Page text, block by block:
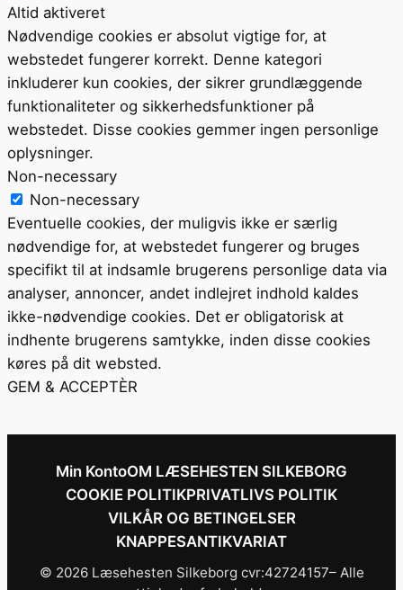
Altid aktiveret
Nødvendige cookies er absolut vigtige for, at
webstedet fungerer korrekt. Denne kategori
inkluderer kun cookies, der sikrer grundlæggende
funktionaliteter og sikkerhedsfunktioner på
webstedet. Disse cookies gemmer ingen personlige
oplysninger.
Non-necessary
Non-necessary
Eventuelle cookies, der muligvis ikke er særlig
nødvendige for, at webstedet fungerer og bruges
specifikt til at indsamle brugerens personlige data via
analyser, annoncer, andet indlejret indhold kaldes
ikke-nødvendige cookies. Det er obligatorisk at
indhente brugerens samtykke, inden disse cookies
køres på dit websted.
GEM & ACCEPTÈR
Min KontoOM LÆSEHESTEN SILKEBORG
COOKIE POLITIKPRIVATLIVS POLITIK
VILKÅR OG BETINGELSER
KNAPPESANTIKVARIAT
© 2026 Læsehesten Silkeborg cvr:42724157– Alle